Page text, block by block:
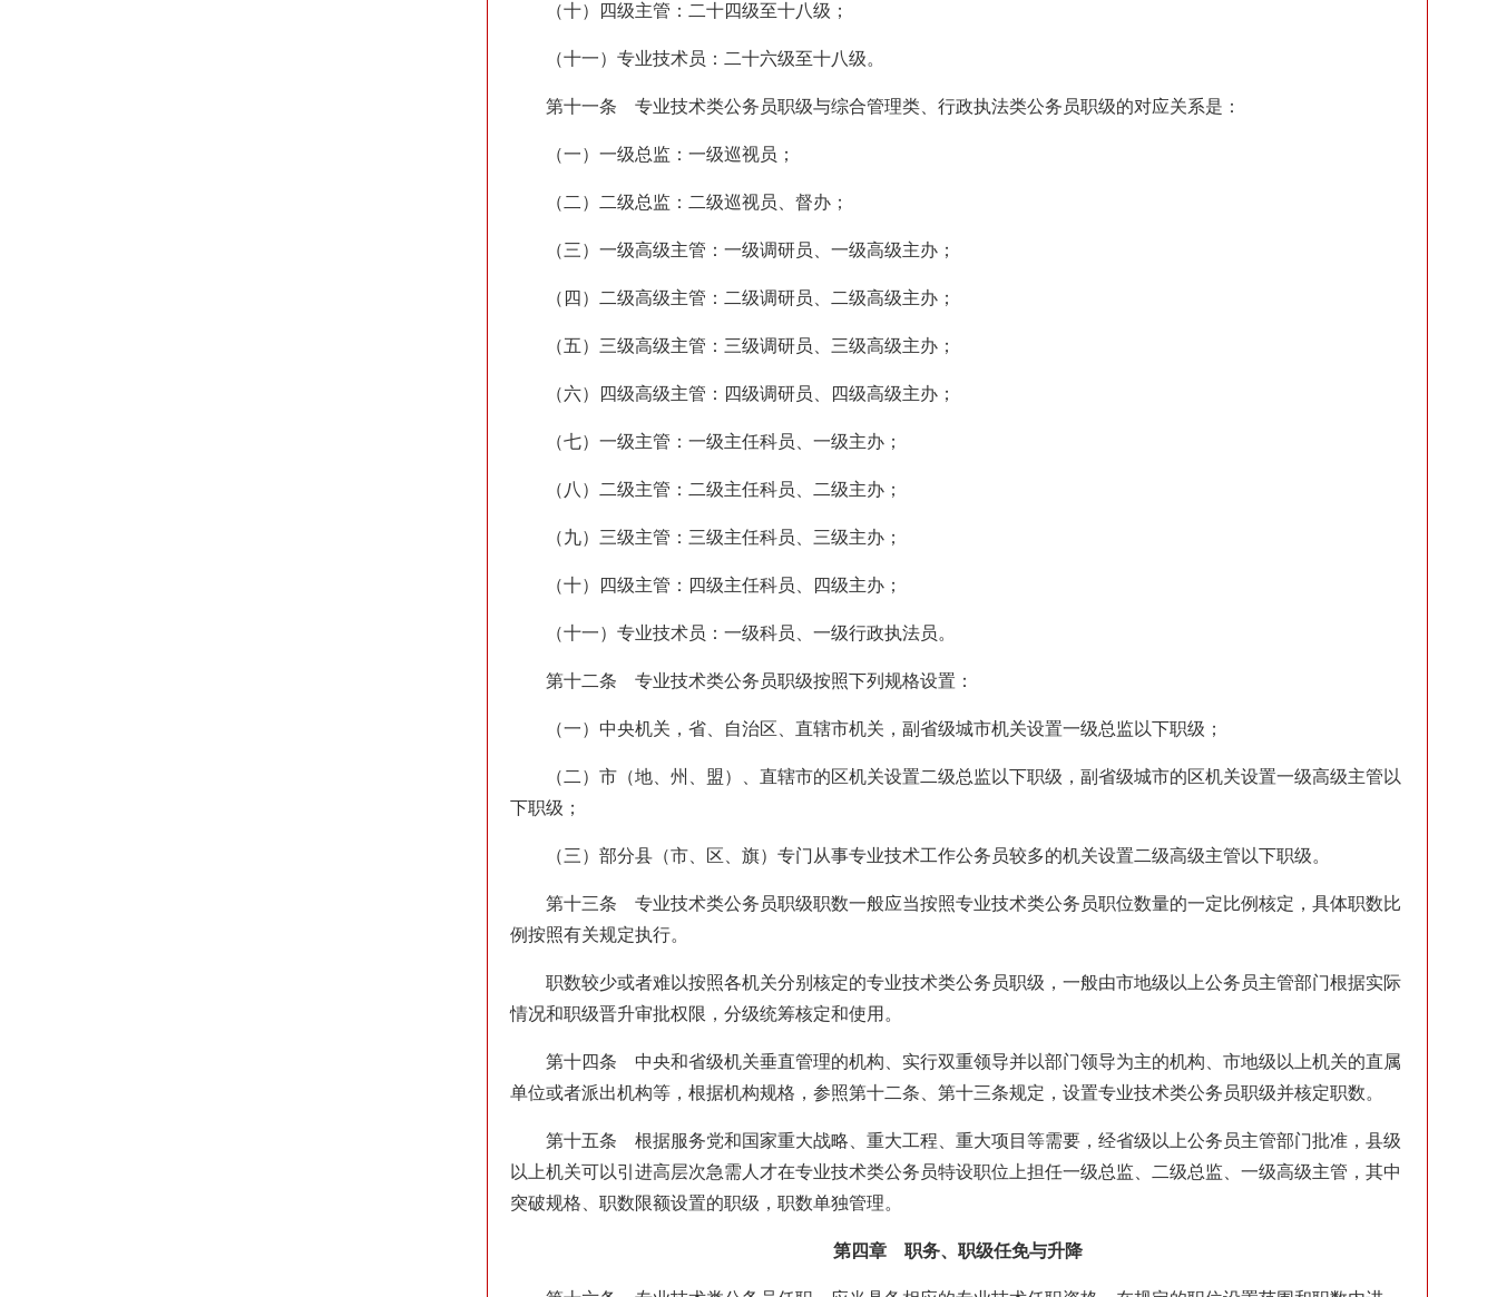
（十）四级主管：二十四级至十八级；
（十一）专业技术员：二十六级至十八级。
第十一条 专业技术类公务员职级与综合管理类、行政执法类公务员职级的对应关系是：
（一）一级总监：一级巡视员；
（二）二级总监：二级巡视员、督办；
（三）一级高级主管：一级调研员、一级高级主办；
（四）二级高级主管：二级调研员、二级高级主办；
（五）三级高级主管：三级调研员、三级高级主办；
（六）四级高级主管：四级调研员、四级高级主办；
（七）一级主管：一级主任科员、一级主办；
（八）二级主管：二级主任科员、二级主办；
（九）三级主管：三级主任科员、三级主办；
（十）四级主管：四级主任科员、四级主办；
（十一）专业技术员：一级科员、一级行政执法员。
第十二条 专业技术类公务员职级按照下列规格设置：
（一）中央机关，省、自治区、直辖市机关，副省级城市机关设置一级总监以下职级；
（二）市（地、州、盟）、直辖市的区机关设置二级总监以下职级，副省级城市的区机关设置一级高级主管以
下职级；
（三）部分县（市、区、旗）专门从事专业技术工作公务员较多的机关设置二级高级主管以下职级。
第十三条 专业技术类公务员职级职数一般应当按照专业技术类公务员职位数量的一定比例核定，具体职数比
例按照有关规定执行。
职数较少或者难以按照各机关分别核定的专业技术类公务员职级，一般由市地级以上公务员主管部门根据实际
情况和职级晋升审批权限，分级统筹核定和使用。
第十四条 中央和省级机关垂直管理的机构、实行双重领导并以部门领导为主的机构、市地级以上机关的直属
单位或者派出机构等，根据机构规格，参照第十二条、第十三条规定，设置专业技术类公务员职级并核定职数。
第十五条 根据服务党和国家重大战略、重大工程、重大项目等需要，经省级以上公务员主管部门批准，县级
以上机关可以引进高层次急需人才在专业技术类公务员特设职位上担任一级总监、二级总监、一级高级主管，其中
突破规格、职数限额设置的职级，职数单独管理。
第四章 职务、职级任免与升降